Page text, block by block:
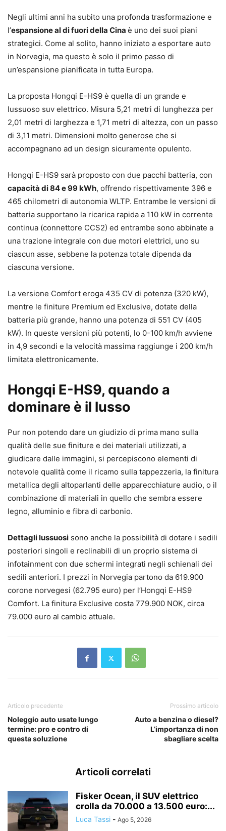
Negli ultimi anni ha subito una profonda trasformazione e
l’espansione al di fuori della Cina è uno dei suoi piani
strategici. Come al solito, hanno iniziato a esportare auto
in Norvegia, ma questo è solo il primo passo di
un’espansione pianificata in tutta Europa.
La proposta Hongqi E-HS9 è quella di un grande e
lussuoso suv elettrico. Misura 5,21 metri di lunghezza per
2,01 metri di larghezza e 1,71 metri di altezza, con un passo
di 3,11 metri. Dimensioni molto generose che si
accompagnano ad un design sicuramente opulento.
Hongqi E-HS9 sarà proposto con due pacchi batteria, con
capacità di 84 e 99 kWh, offrendo rispettivamente 396 e
465 chilometri di autonomia WLTP. Entrambe le versioni di
batteria supportano la ricarica rapida a 110 kW in corrente
continua (connettore CCS2) ed entrambe sono abbinate a
una trazione integrale con due motori elettrici, uno su
ciascun asse, sebbene la potenza totale dipenda da
ciascuna versione.
La versione Comfort eroga 435 CV di potenza (320 kW),
mentre le finiture Premium ed Exclusive, dotate della
batteria più grande, hanno una potenza di 551 CV (405
kW). In queste versioni più potenti, lo 0-100 km/h avviene
in 4,9 secondi e la velocità massima raggiunge i 200 km/h
limitata elettronicamente.
Hongqi E-HS9, quando a
dominare è il lusso
Pur non potendo dare un giudizio di prima mano sulla
qualità delle sue finiture e dei materiali utilizzati, a
giudicare dalle immagini, si percepiscono elementi di
notevole qualità come il ricamo sulla tappezzeria, la finitura
metallica degli altoparlanti delle apparecchiature audio, o il
combinazione di materiali in quello che sembra essere
legno, alluminio e fibra di carbonio.
Dettagli lussuosi sono anche la possibilità di dotare i sedili
posteriori singoli e reclinabili di un proprio sistema di
infotainment con due schermi integrati negli schienali dei
sedili anteriori. I prezzi in Norvegia partono da 619.900
corone norvegesi (62.795 euro) per l’Hongqi E-HS9
Comfort. La finitura Exclusive costa 779.900 NOK, circa
79.000 euro al cambio attuale.
Articolo precedente
Noleggio auto usate lungo
termine: pro e contro di
questa soluzione
Prossimo articolo
Auto a benzina o diesel?
L’importanza di non
sbagliare scelta
Articoli correlati
Fisker Ocean, il SUV elettrico
crolla da 70.000 a 13.500 euro:...
Luca Tassi - Ago 5, 2026